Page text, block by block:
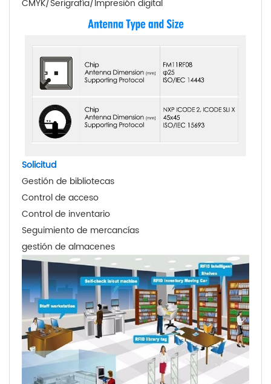
CMYK/Serigrafía/Impresión digital
Solicitud
Gestión de bibliotecas
Control de acceso
Control de inventario
Seguimiento de mercancías
gestión de almacenes